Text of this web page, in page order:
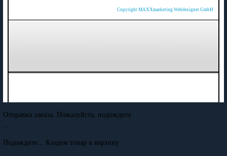
Copyright MAXXmarketing Webdesigner GmbH
Отправка заказа. Пожалуйста, подождите
...
Подождите... Кладем товар в корзину